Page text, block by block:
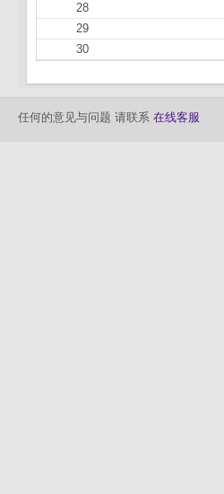
28
29
30
任何的意见与问题 请联系 在线客服